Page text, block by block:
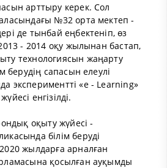
арттыру керек. Сол
№32 орта мектеп -
де тынбай еңбектеніп, өз
- 2014 оқу жылынан бастап,
технологиясын жаңарту
берудің сапасын елеулі
экспериментті «e - Learning»
енгізілді.
оқыту жүйесі -
білім беруді
жылдарға арналған
қосылған ауқымды